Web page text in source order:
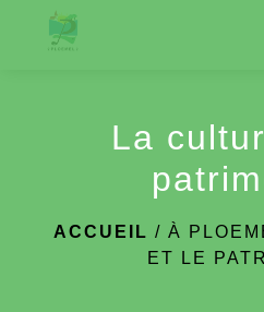
La
ACCUEIL / À
ET LE